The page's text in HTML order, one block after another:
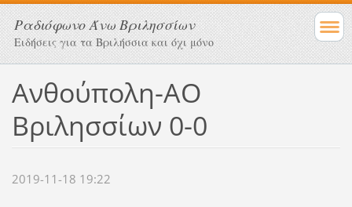
Ραδιόφωνο Άνω Βριλησσίων
Ειδήσεις για τα Βριλήσσια και όχι μόνο
Ανθούπολη-ΑΟ
Βριλησσίων 0-0
2019-11-18 19:22